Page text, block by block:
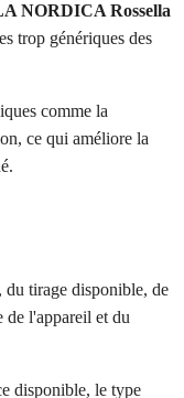
NORDICA Rossella
trop génériques des
comme la
ce qui améliore la
tirage disponible, de
de l'appareil et du
disponible, le type